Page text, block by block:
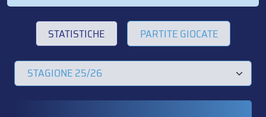
STATISTICHE PARTITE GIOCATE